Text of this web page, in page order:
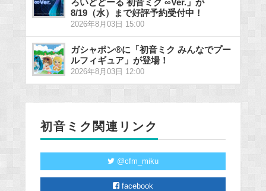
8/19（水）まで好評予約受付中！
2026年8月03日 15:00
ガシャポン®に「初音ミク みんなでプー
ルフィギュア」が登場！
2026年8月03日 12:00
初音ミク関連リンク
@cfm_miku
facebook